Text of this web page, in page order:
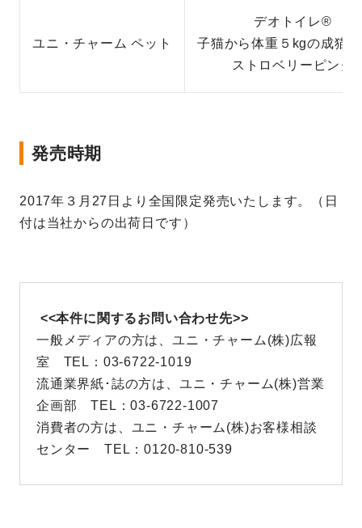
ユニ・チャーム ペット
デオトイレ®
子猫から体重５kgの成猫
ストロベリーピンク
発売時期
2017年３月27日より全国限定発売いたします。（日
付は当社からの出荷日です）
<<本件に関するお問い合わせ先>>
一般メディアの方は、ユニ・チャーム(株)広報
室 TEL：03-6722-1019
流通業界紙･誌の方は、ユニ・チャーム(株)営業
企画部 TEL：03-6722-1007
消費者の方は、ユニ・チャーム(株)お客様相談
センター TEL：0120-810-539